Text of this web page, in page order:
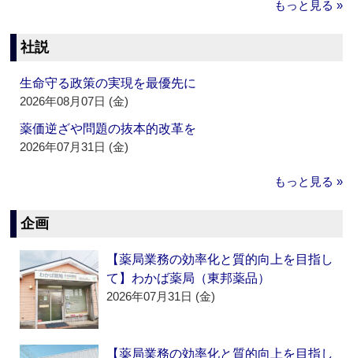
もっと見る »
社説
生命守る政策の実現を最優先に
2026年08月07日 (金)
薬価逆ざや問題の抜本的改革を
2026年07月31日 (金)
もっと見る »
企画
【薬局業務の効率化と質的向上を目指し
て】わかば薬局（東邦薬品）
2026年07月31日 (金)
【薬局業務の効率化と質的向上を目指し